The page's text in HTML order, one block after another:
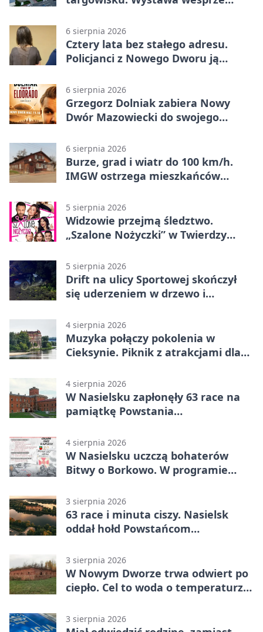
6 sierpnia 2026
Cztery lata bez stałego adresu.
Policjanci z Nowego Dworu ją
6 sierpnia 2026
Grzegorz Dolniak zabiera Nowy
Dwór Mazowiecki do swojego
6 sierpnia 2026
Burze, grad i wiatr do 100 km/h.
IMGW ostrzega mieszkańców
5 sierpnia 2026
Widzowie przejmą śledztwo.
„Szalone Nożyczki” w Twierdzy
5 sierpnia 2026
Drift na ulicy Sportowej skończył
się uderzeniem w drzewo i
4 sierpnia 2026
Muzyka połączy pokolenia w
Cieksynie. Piknik z atrakcjami dla
4 sierpnia 2026
W Nasielsku zapłonęły 63 race na
pamiątkę Powstania
4 sierpnia 2026
W Nasielsku uczczą bohaterów
Bitwy o Borkowo. W programie
3 sierpnia 2026
63 race i minuta ciszy. Nasielsk
oddał hołd Powstańcom
3 sierpnia 2026
W Nowym Dworze trwa odwiert po
ciepło. Cel to woda o temperaturze
3 sierpnia 2026